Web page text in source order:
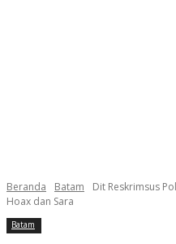
Beranda Batam
Dit Reskrimsus
Hoax dan Sara
Batam